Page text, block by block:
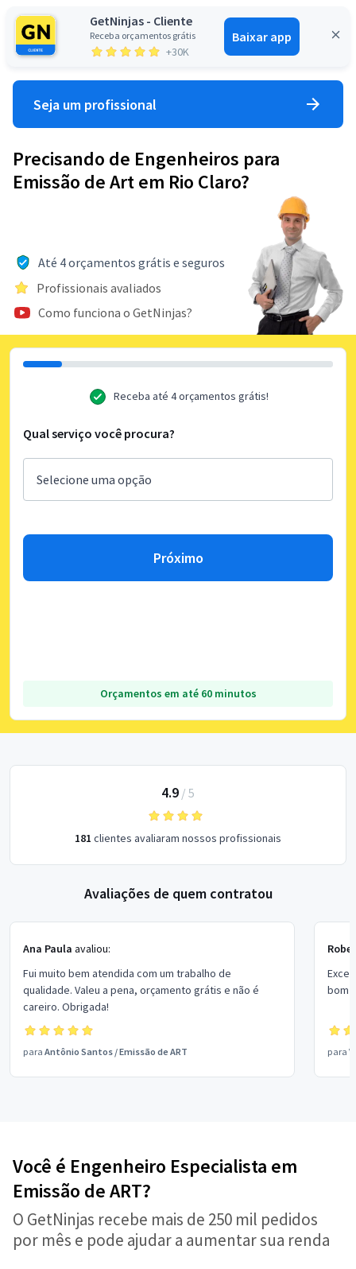
GetNinjas - Cliente
Receba orçamentos grátis
+30K
Baixar app
Entrar
Seja um profissional
Precisando de Engenheiros para
Emissão de Art em Rio Claro?
Até 4 orçamentos grátis e seguros
Profissionais avaliados
Como funciona o GetNinjas?
Receba até 4 orçamentos grátis!
Qual serviço você procura?
Próximo
Orçamentos em até 60 minutos
4.9 / 5
181 clientes avaliaram nossos profissionais
Avaliações de quem contratou
Ana Paula avaliou:
Fui muito bem atendida com um trabalho de
qualidade. Valeu a pena, orçamento grátis e não é
careiro. Obrigada!
para Antônio Santos /Emissão de ART
bom
para
Você é Engenheiro Especialista em
Emissão de ART?
O GetNinjas recebe mais de 250 mil pedidos
por mês e pode ajudar a aumentar sua renda